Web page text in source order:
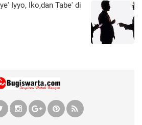
Iyyo, Iko,dan Tabe' di